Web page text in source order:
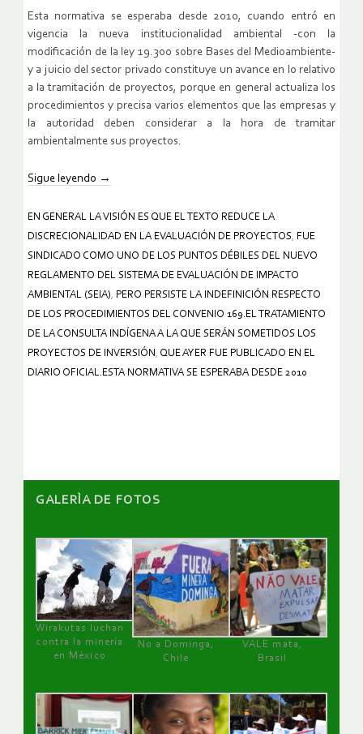
Esta normativa se esperaba desde 2010, cuando entró en
vigencia la nueva institucionalidad ambiental -con la
modificación de la ley 19.300 sobre Bases del Medioambiente-
y a juicio del sector privado constituye un avance en lo relativo
a la tramitación de proyectos, porque en general actualiza los
procedimientos y precisa varios elementos que las empresas y
la autoridad deben considerar a la hora de tramitar
ambientalmente sus proyectos.
Sigue leyendo →
EN GENERAL LA VISIÓN ES QUE EL TEXTO REDUCE LA
DISCRECIONALIDAD EN LA EVALUACIÓN DE PROYECTOS, FUE
SINDICADO COMO UNO DE LOS PUNTOS DÉBILES DEL NUEVO
REGLAMENTO DEL SISTEMA DE EVALUACIÓN DE IMPACTO
AMBIENTAL (SEIA), PERO PERSISTE LA INDEFINICIÓN RESPECTO
DE LOS PROCEDIMIENTOS DEL CONVENIO 169.EL TRATAMIENTO
DE LA CONSULTA INDÍGENA A LA QUE SERÁN SOMETIDOS LOS
PROYECTOS DE INVERSIÓN , QUE AYER FUE PUBLICADO EN EL
DIARIO OFICIAL.ESTA NORMATIVA SE ESPERABA DESDE 2010
GALERÌA DE FOTOS
Wirakutas luchan
contra la minería
en México
No a Dominga,
Chile
VALE mata,
Brasil